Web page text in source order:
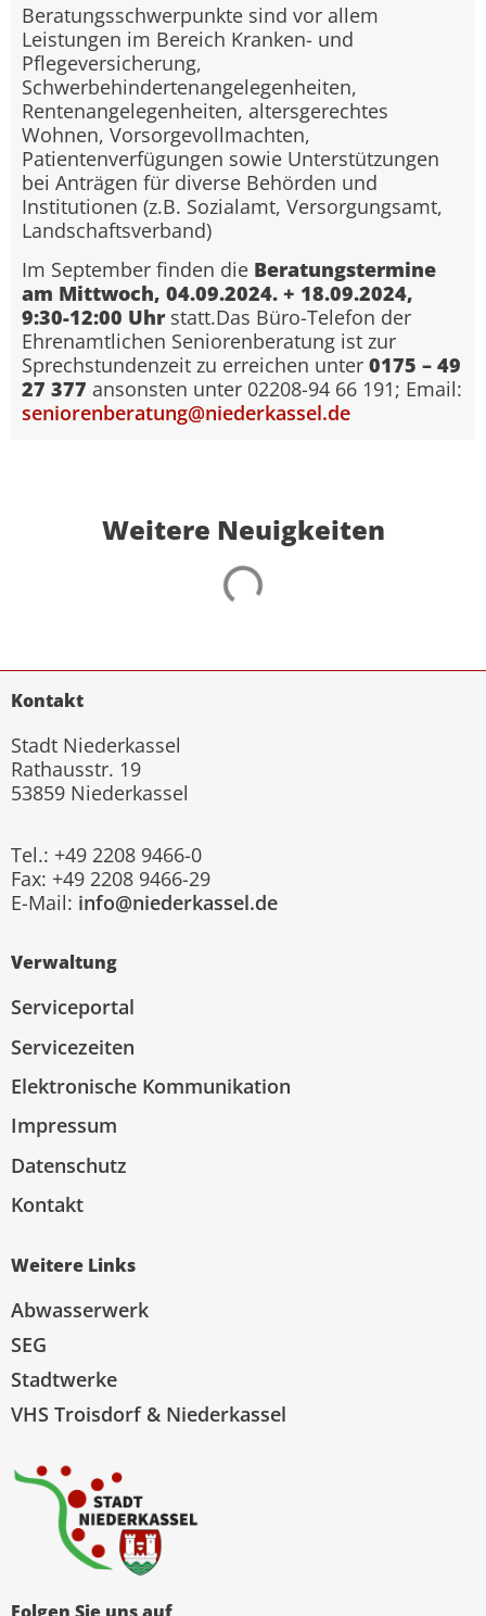
Beratungsschwerpunkte sind vor allem
Leistungen im Bereich Kranken- und
Pflegeversicherung,
Schwerbehindertenangelegenheiten,
Rentenangelegenheiten, altersgerechtes
Wohnen, Vorsorgevollmachten,
Patientenverfügungen sowie Unterstützungen
bei Anträgen für diverse Behörden und
Institutionen (z.B. Sozialamt, Versorgungsamt,
Landschaftsverband)
Im September finden die Beratungstermine
am Mittwoch, 04.09.2024. + 18.09.2024,
9:30-12:00 Uhr statt.Das Büro-Telefon der
Ehrenamtlichen Seniorenberatung ist zur
Sprechstundenzeit zu erreichen unter 0175 – 49
27 377 ansonsten unter 02208-94 66 191; Email:
seniorenberatung@niederkassel.de
Weitere Neuigkeiten
Kontakt
Stadt Niederkassel
Rathausstr. 19
53859 Niederkassel
Tel.: +49 2208 9466-0
Fax: +49 2208 9466-29
E-Mail: info@niederkassel.de
Verwaltung
Serviceportal
Servicezeiten
Elektronische Kommunikation
Impressum
Datenschutz
Kontakt
Weitere Links
Abwasserwerk
SEG
Stadtwerke
VHS Troisdorf & Niederkassel